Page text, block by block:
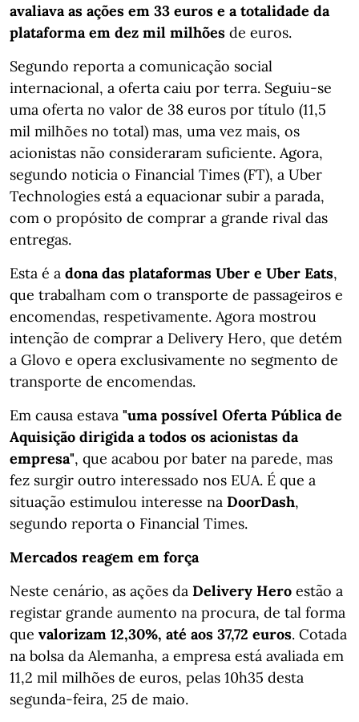
avaliava as ações em 33 euros e a totalidade da
plataforma em dez mil milhões de euros.
Segundo reporta a comunicação social
internacional, a oferta caiu por terra. Seguiu-se
uma oferta no valor de 38 euros por título (11,5
mil milhões no total) mas, uma vez mais, os
acionistas não consideraram suficiente. Agora,
segundo noticia o Financial Times (FT), a Uber
Technologies está a equacionar subir a parada,
com o propósito de comprar a grande rival das
entregas.
Esta é a dona das plataformas Uber e Uber Eats,
que trabalham com o transporte de passageiros e
encomendas, respetivamente. Agora mostrou
intenção de comprar a Delivery Hero, que detém
a Glovo e opera exclusivamente no segmento de
transporte de encomendas.
Em causa estava "uma possível Oferta Pública de
Aquisição dirigida a todos os acionistas da
empresa", que acabou por bater na parede, mas
fez surgir outro interessado nos EUA. É que a
situação estimulou interesse na DoorDash,
segundo reporta o Financial Times.
Mercados reagem em força
Neste cenário, as ações da Delivery Hero estão a
registar grande aumento na procura, de tal forma
que valorizam 12,30%, até aos 37,72 euros. Cotada
na bolsa da Alemanha, a empresa está avaliada em
11,2 mil milhões de euros, pelas 10h35 desta
segunda-feira, 25 de maio.